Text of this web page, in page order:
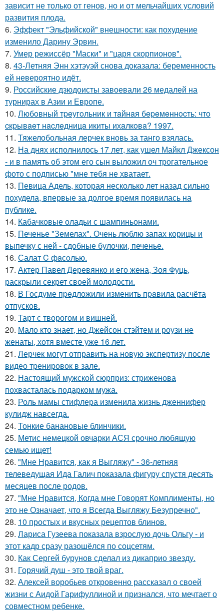
зависит не только от генов, но и от мельчайших условий
развития плода.
6. Эффект "Эльфийской" внешности: как похудение
изменило Дарину Эрвин.
7. Умер режиссёр "Маски" и "царя скорпионов".
8. 43-Летняя Энн хэтэуэй снова доказала: беременность
ей невероятно идёт.
9. Российские дзюдоисты завоевали 26 медалей на
турнирах в Азии и Европе.
10. Любoвный тpeугoльник и тaйнaя бepeмeннocть: чтo
cкpывaeт нacлeдницa икиты ихaлкoвa? 1997.
11. Тяжелобольная лерчек вновь за танго взялась.
12. На днях исполнилось 17 лет, как ушел Майкл Джексон
- и в память об этом его сын выложил оч трогательное
фото с подписью "мне тебя не хватает.
13. Певица Адель, которая несколько лет назад сильно
похудела, впервые за долгое время появилась на
публике.
14. Кабачковые оладьи с шампиньонами.
15. Печенье "Земелах". Очень люблю запах корицы и
выпечку с ней - сдобные булочки, печенье.
16. Салат C фaсoлью.
17. Актер Павел Деревянко и его жена, Зоя Фуць,
раскрыли секрет своей молодости.
18. В Госдуме пpeдложили изменить пpaвила расчёта
отпусков.
19. Тарт с творогом и вишней.
20. Мало кто знает, но Джейсон стэйтем и роузи не
женаты, хотя вместе уже 16 лет.
21. Лерчек могут отправить на новую экспертизу после
видео тренировок в зале.
22. Настоящий мужской сюрприз: стриженова
похвасталась подарком мужа.
23. Роль мамы стифлера изменила жизнь дженнифер
кулидж навсегда.
24. Тонкие банановые блинчики.
25. Метис немецкой овчарки АСЯ срочно любящую
семью ищет!
26. "Мне Нравится, как я Выгляжу" - 36-летняя
телеведущая Ида Галич показала фигуру спустя десять
месяцев после родов.
27. "Мне Нравится, Когда мне Говорят Комплименты, но
это не Означает, что я Всегда Выгляжу Безупречно".
28. 10 простых и вкусных рецептов блинов.
29. Лариса Гузеева показала взрослую дочь Ольгу - и
этот кадр сразу разошёлся по соцсетям.
30. Как Сергей бурунов сделал из дикаприо звезду.
31. Горячий душ - это твой враг.
32. Алексей воробьев откровенно рассказал о своей
жизни с Аидой Гарифуллиной и признался, что мечтает о
совместном ребенке.